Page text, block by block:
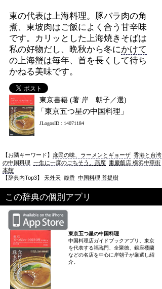
東の代表は上海料理。 豚バラ 肉の角
煮、東坡肉はご飯によく合う甘辛味
です。カリッとした上海焼きそばは
私の好物だし、晩秋から冬にかけて
の上海蟹は毎年、首を長くして待ち
かねる美味です。
東京書籍 (著:岸 朝子／選)
「東京五つ星の中国料理」
JLogosID : 14071184
【お隣キーワード】 庶民の味、ラーメンとギョーザ 香港と台湾
の中国料理 一生に一度のごちそう、燕席 重慶飯店 横浜中華街
本館
【辞典内Top3】 天外天 馥香 中国料理 菩提樹
この辞典の個別アプリ
東京五つ星の中国料理
中国料理店ガイドブックアプリ。東京
を代表する福臨門、全聚徳、銀座楼蘭
などの名店を中心に岸朝子が厳選し紹
介。